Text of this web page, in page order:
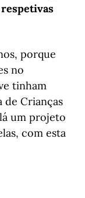
porque
no
tinham
de Crianças
um projeto
com esta